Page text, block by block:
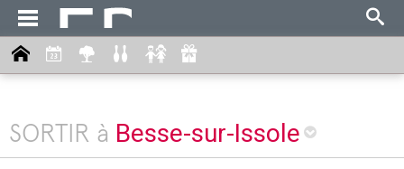
SORTIR à Besse-sur-Issole